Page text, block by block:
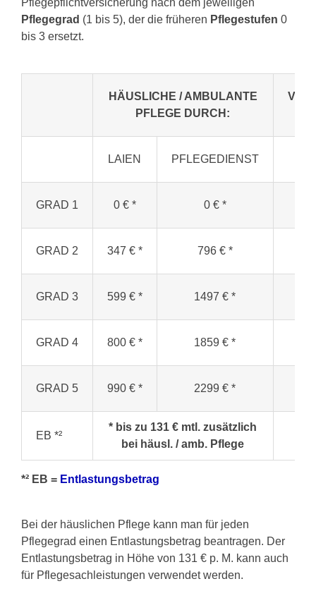
Pflegepflichtversicherung nach dem jeweiligen
Pflegegrad (1 bis 5), der die früheren Pflegestufen 0
bis 3 ersetzt.
HÄUSLICHE / AMBULANTE
PFLEGE DURCH:
LAIEN PFLEGEDIENST
GRAD 1 0 € * 0 € *
GRAD 2 347 € * 796 € *
GRAD 3 599 € * 1497 € *
GRAD 4 800 € * 1859 € *
GRAD 5 990 € * 2299 € *
EB *²
* bis zu 131 € mtl. zusätzlich
bei häusl. / amb. Pflege
*² EB = Entlastungsbetrag
Bei der häuslichen Pflege kann man für jeden
Pflegegrad einen Entlastungsbetrag beantragen. Der
Entlastungsbetrag in Höhe von 131 € p. M. kann auch
für Pflegesachleistungen verwendet werden.